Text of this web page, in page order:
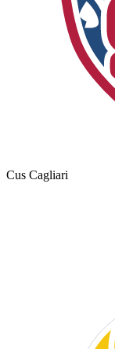
Cus Cagliari